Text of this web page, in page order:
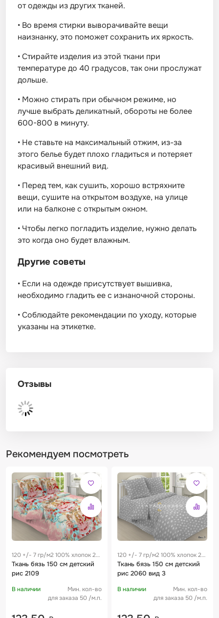
от одежды из других тканей.
• Во время стирки выворачивайте вещи
наизнанку, это поможет сохранить их яркость.
•Стирайте изделия из этой ткани при
температуре до 40 градусов, так они прослужат
дольше.
• Можно стирать при обычном режиме, но
лучше выбрать деликатный, обороты не более
600-800 в минуту.
• Не ставьте на максимальный отжим, из-за
этого белье будет плохо гладиться и потеряет
красивый внешний вид.
• Перед тем, как сушить, хорошо встряхните
вещи, сушите на открытом воздухе, на улице
или на балконе с открытым окном.
• Чтобы легко погладить изделие, нужно делать
это когда оно будет влажным.
Другие советы
• Если на одежде присутствует вышивка,
необходимо гладить ее с изнаночной стороны.
•Соблюдайте рекомендации по уходу, которые
указаны на этикетке.
Отзывы
Рекомендуем посмотреть
120 +/- 7 гр/м2 100% хлопок 28
см
Ткань бязь 150 см детский
рис 2109
В наличии
Мин. кол-во
для заказа 50 /м.п.
120 +/- 7 гр/м2 100% хлопок 28
см
Ткань бязь 150 см детский
рис 2060 вид 3
В наличии
Мин. кол-во
для заказа 50 /м.п.